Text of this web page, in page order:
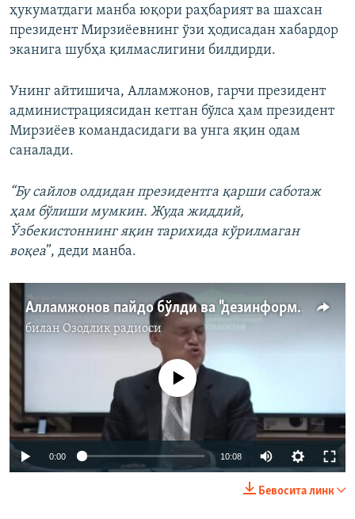
ҳукуматдаги манба юқори раҳбарият ва шахсан
президент Мирзиёевнинг ўзи ҳодисадан хабардор
эканига шубҳа қилмаслигини билдирди.
Унинг айтишича, Алламжонов, гарчи президент
администрациясидан кетган бўлса ҳам президент
Мирзиёев командасидаги ва унга яқин одам
саналади.
“Бу сайлов олдидан президентга қарши саботаж
ҳам бўлиши мумкин. Жуда жиддий,
Ўзбекистоннинг яқин тарихида кўрилмаган
воқеа”, деди манба.
Алламжонов пайдо бўлди ва "дезинформация"дан огоҳлантирди
билан Озодлик радиоси
Айни дамда медиа-манба мавжуд эмас
0:00 10:08
Бевосита линк